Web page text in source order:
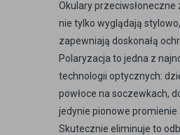
Okulary przeciwsłoneczne
nie tylko wyglądają
zapewniają doskonałą
Polaryzacja to jedna z
technologii optycznych:
powłoce na soczewkach,
jedynie pionowe promienie
Skutecznie eliminuje to